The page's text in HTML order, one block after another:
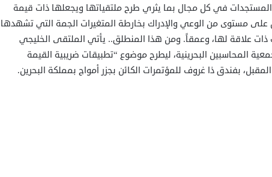
في كل مجال بما يثري طرح ملتقياتها ويجعلها ذات قيمة
مستوى من الوعي والإدراك بخارطة المتغيرات الجمة التي تشهدها
ذات علاقة لها، وعمقاً. ومن هذا المنطلق.. يأتي الملتقى الخليجي
المحاسبين البحرينية، ليطرح موضوع “تطبيقات ضريبية القيمة